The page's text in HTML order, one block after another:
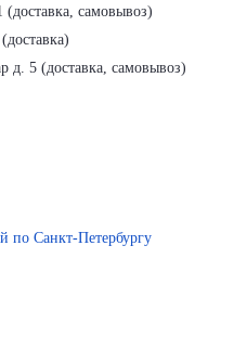
самовывоз)
д. 5 (доставка, самовывоз)
по Санкт-Петербургу